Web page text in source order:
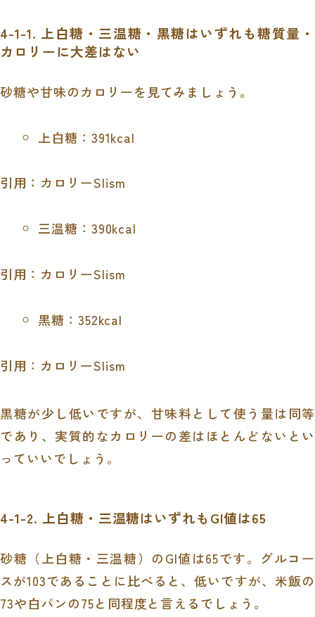
4-1-1. 上白糖・三温糖・黒糖はいずれも糖質量・
カロリーに大差はない
砂糖や甘味のカロリーを見てみましょう。
上白糖：391kcal
引用：カロリーSlism
三温糖：390kcal
引用：カロリーSlism
黒糖：352kcal
引用：カロリーSlism
黒糖が少し低いですが、甘味料として使う量は同等
であり、実質的なカロリーの差はほとんどないとい
っていいでしょう。
4-1-2. 上白糖・三温糖はいずれもGI値は65
砂糖（上白糖・三温糖）のGI値は65です。グルコー
スが103であることに比べると、低いですが、米飯の
73や白パンの75と同程度と言えるでしょう。